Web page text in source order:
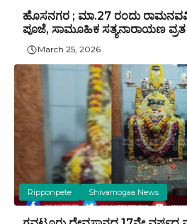
ಹೊಸನಗರ ; ಮಾ.27 ರಂದು
ಪೂಜೆ, ಸಾಮೂಹಿಕ ಸತ್ಯನಾರಾಯಣ ವ್ರತ
March 25, 2026
Ripponpete Shivamogaa News